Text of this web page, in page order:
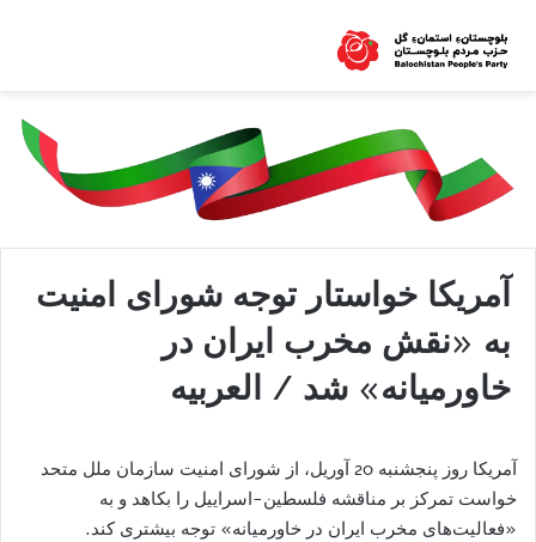
آمریکا خواستار توجه شورای امنیت
به «نقش مخرب ایران در
خاورمیانه» شد / العربیه
آمریکا روز پنجشنبه 20 آوریل، از شورای امنیت سازمان ملل متحد
خواست تمرکز بر مناقشه فلسطین-اسراییل را بکاهد و به
«فعالیت‌های مخرب ایران در خاورمیانه» توجه بیشتری کند.